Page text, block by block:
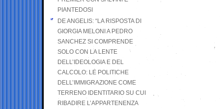
PIANTEDOSI
DE ANGELIS: “LA RISPOSTA DI
GIORGIA MELONI A PEDRO
SANCHEZ SI COMPRENDE
SOLO CON LA LENTE
DELL’IDEOLOGIA E DEL
CALCOLO: LE POLITICHE
DELL’IMMIGRAZIONE COME
TERRENO IDENTITARIO SU CUI
RIBADIRE L’APPARTENENZA